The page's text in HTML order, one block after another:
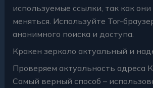
используемые ссылки, так как они
меняться. Используйте Tor-
анонимного поиска и доступа.
Кракен зеркало актуальный и
Проверяем актуальность адреса
Самый верный способ –